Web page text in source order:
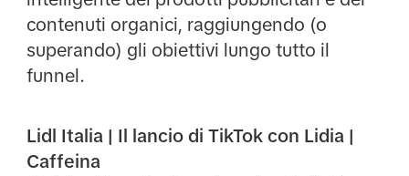
contenuti organici, raggiungendo (o
superando) gli obiettivi lungo tutto il
funnel.
Lidl Italia | Il lancio di TikTok con Lidia |
Caffeina